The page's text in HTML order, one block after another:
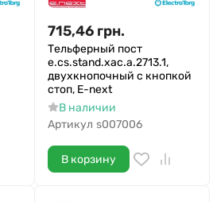
715,46 грн.
Тельферный пост
e.cs.stand.xac.a.2713.1,
двухкнопочный с кнопкой
стоп, E-next
В наличии
Артикул s007006
В корзину